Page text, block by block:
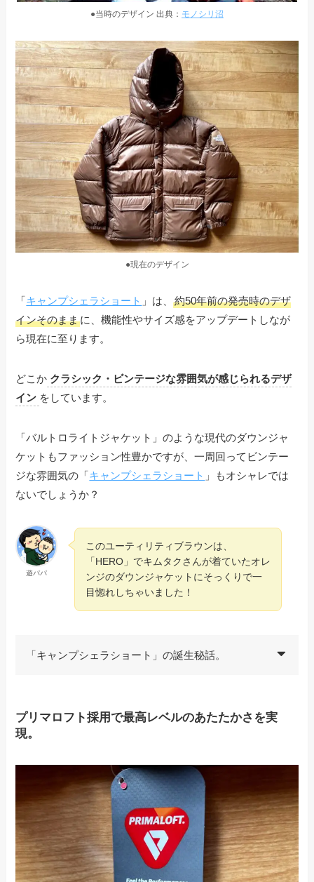
●当時のデザイン 出典： モノシリ沼
●現在のデザイン
「キャンプシェラショート 」は、約50年前の発売時のデザ
インそのままに、機能性やサイズ感をアップデートしなが
ら現在に至ります。
どこか クラシック・ビンテージな雰囲気が感じられるデザ
イン をしています。
「バルトロライトジャケット」のような現代のダウンジャ
ケットもファッション性豊かですが、一周回ってビンテー
ジな雰囲気の「キャンプシェラショート 」もオシャレでは
ないでしょうか？
遊パパ
このユーティリティブラウンは、
「HERO」でキムタクさんが着ていたオレ
ンジのダウンジャケットにそっくりで一
目惚れしちゃいました！
「キャンプシェラショート」の誕生秘話。
プリマロフト採用で最高レベルのあたたかさを実
現。